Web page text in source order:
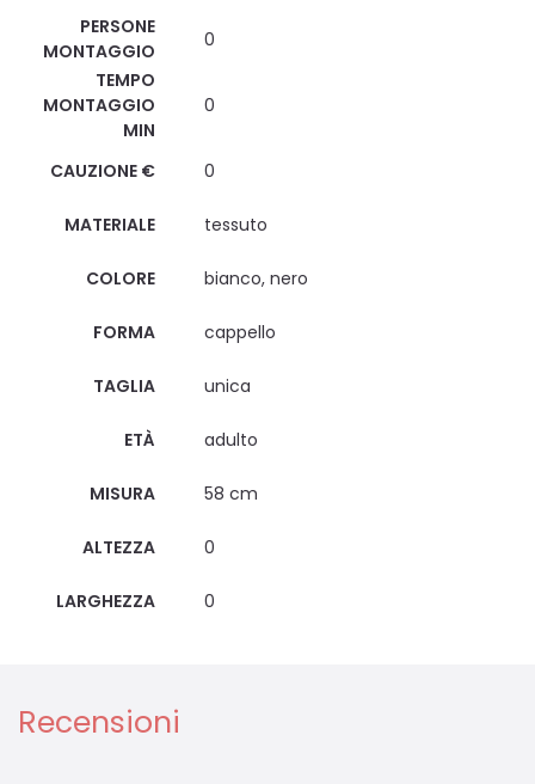
PERSONE
MONTAGGIO
0
TEMPO
MONTAGGIO
MIN
0
CAUZIONE € 0
MATERIALE tessuto
COLORE bianco, nero
FORMA cappello
TAGLIA unica
ETÀ adulto
MISURA 58 cm
ALTEZZA 0
LARGHEZZA 0
Recensioni